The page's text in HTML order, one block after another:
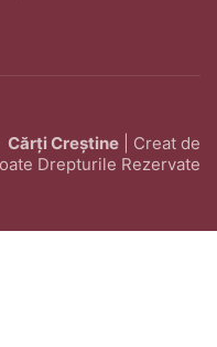
Cărți Creștine | Creat de
Drepturile Rezervate